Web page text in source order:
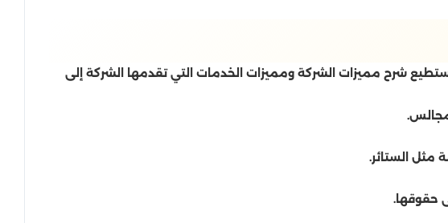
شرح مميزات الشركة ومميزات الخدمات التي تقدمها الشركة إلى
مثل الستائر.
حقوقها.